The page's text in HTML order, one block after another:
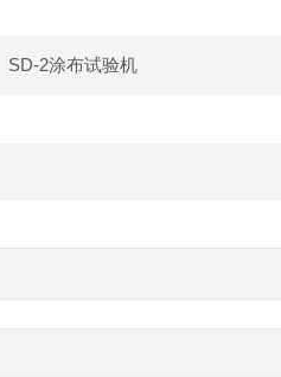
SD-2涂布试验机